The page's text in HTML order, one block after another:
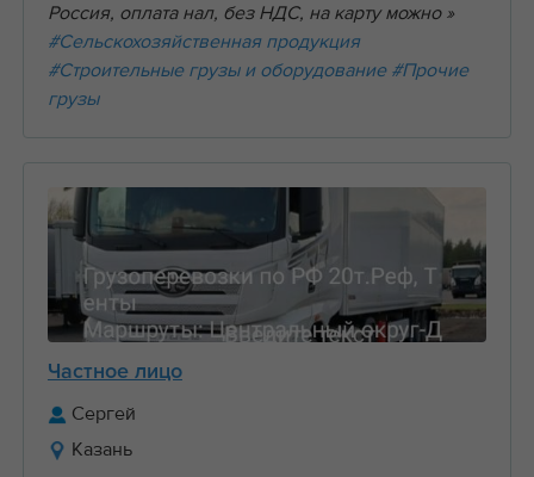
Россия, оплата нал, без НДС, на карту можно »
#Сельскохозяйственная продукция
#Строительные грузы и оборудование #Прочие
грузы
Частное лицо
Сергей
Казань